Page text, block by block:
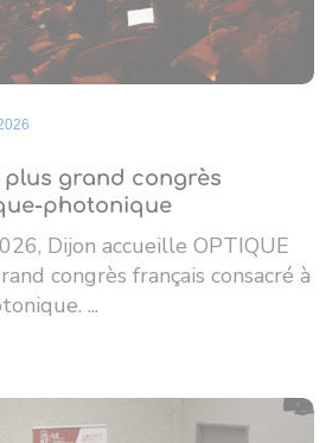
plus grand congrès
photonique
Dijon accueille OPTIQUE
congrès français consacré à
...